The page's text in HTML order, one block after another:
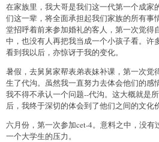
在家族里，我大哥是我们这一代第一个成家
们这一辈，将全面承担起我们家族的所有事
堂招呼着前来参加婚礼的客人，第一次觉得
中，也没有人再把我当成一个小孩子看。许
看到我以后，亦惊讶于我的变化。
暑假，去舅舅家帮表弟表妹补课，第一次觉
生了代沟。虽然我一直努力去体会他们的感
我不得不承认一个问题--代沟。这大概就是
后，我终于深切的体会到了他们之间的文化
六月份，第一次参加cet-4。意料之中，没
一个大学生的压力。